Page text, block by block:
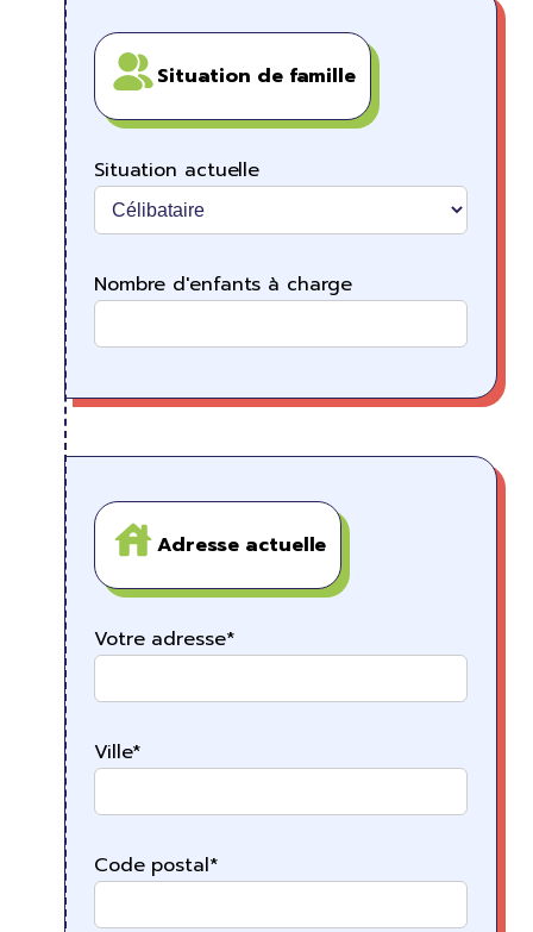
Situation de famille
Situation actuelle
Nombre d'enfants à charge
Adresse actuelle
Votre adresse*
Ville*
Code postal*